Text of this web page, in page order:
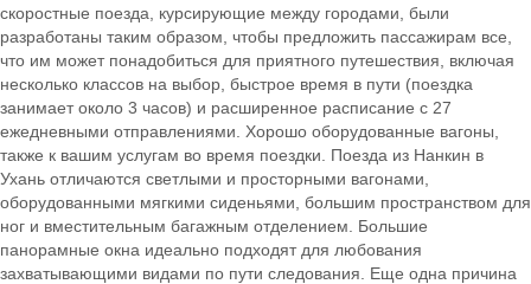
скоростные поезда, курсирующие между городами, были
разработаны таким образом, чтобы предложить пассажирам все,
что им может понадобиться для приятного путешествия, включая
несколько классов на выбор, быстрое время в пути (поездка
занимает около 3 часов) и расширенное расписание с 27
ежедневными отправлениями. Хорошо оборудованные вагоны,
также к вашим услугам во время поездки. Поезда из Нанкин в
Ухань отличаются светлыми и просторными вагонами,
оборудованными мягкими сиденьями, большим пространством для
ног и вместительным багажным отделением. Большие
панорамные окна идеально подходят для любования
захватывающими видами по пути следования. Еще одна причина